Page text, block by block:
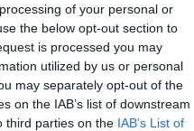
of your personal or
the below opt-out section to
is processed you may
utilized by us or personal
may separately opt-out of the
on the IAB’s list of downstream
third parties on the IAB’s List of